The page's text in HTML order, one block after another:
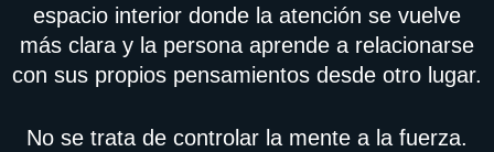
espacio interior donde la atención se vuelve
más clara y la persona aprende a relacionarse
con sus propios pensamientos desde otro lugar.
No se trata de controlar la mente a la fuerza.